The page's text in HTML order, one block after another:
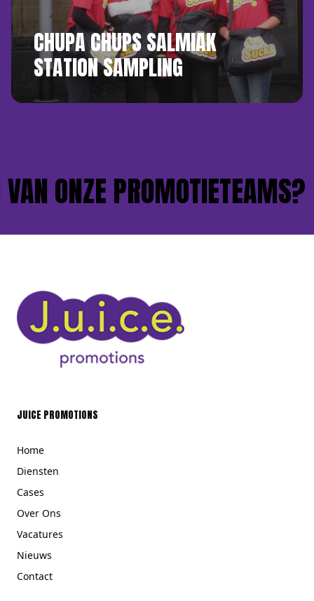
CHUPA CHUPS SALMIAK
STATION SAMPLING
ONZE PROMOTIETEAMS?
JUICE PROMOTIONS
Home
Diensten
Cases
Over Ons
Vacatures
Nieuws
Contact